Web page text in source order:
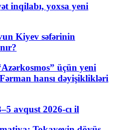
inqilabı, yoxsa yeni
Kiyev səfərinin
üçün yeni
hansı dəyişiklikləri
avqust 2026-cı il